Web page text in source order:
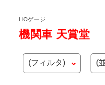
HOゲージ
機関車 天賞堂